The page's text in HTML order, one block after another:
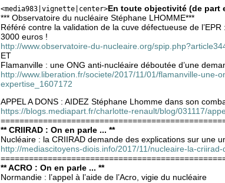
<media983|vignette|center>En toute objectivité (de part
*** Observatoire du nucléaire Stéphane LHOMME***
Référé contre la validation de la cuve défectueuse de
3000 euros !
http://www.observatoire-du-nucleaire.org/
ET
Flamanville : une ONG anti-nucléaire déboutée d’une
http://www.liberation.fr/societe/2017/11/01/flamanville-
expertise_1607172
APPEL A DONS : AIDEZ Stéphane Lhomme dans son
https://blogs.mediapart.fr/charlotte-renault/blog/031117/
** CRIIRAD : On en parle ... **
Nucléaire : la CRIIRAD demande des explications sur une
http://mediascitoyens-diois.info/2017/11/nucleaire-la-
** ACRO : On en parle ... **
Normandie : l’appel à l’aide de l’Acro, vigie du nucléaire